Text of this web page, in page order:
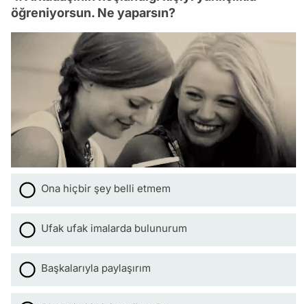
öğreniyorsun. Ne yaparsın?
Ona hiçbir şey belli etmem
Ufak ufak imalarda bulunurum
Başkalarıyla paylaşırım